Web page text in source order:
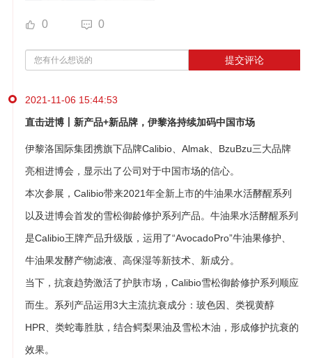
0 0
提交评论
2021-11-06 15:44:53
直击进博丨新产品+新品牌，伊黎洛持续加码中国市场
伊黎洛国际集团携旗下品牌Calibio、Almak、BzuBzu三大品牌
亮相进博会，显示出了公司对于中国市场的信心。
本次参展，Calibio带来2021年全新上市的牛油果水活酵醒系列
以及进博会首发的雪松御龄修护系列产品。牛油果水活酵醒系列
是Calibio王牌产品升级版，运用了“AvocadoPro”牛油果修护、
牛油果发酵产物滤液、高保湿等新技术、新成分。
当下，抗衰趋势激活了护肤市场，Calibio雪松御龄修护系列顺应
而生。系列产品运用3大主流抗衰成分：玻色因、类视黄醇
HPR、类蛇毒胜肽，结合鳄梨果油及雪松木油，形成修护抗衰的
效果。